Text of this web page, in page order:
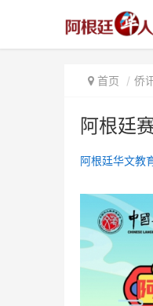
首页 侨
阿根廷
阿根廷华文教